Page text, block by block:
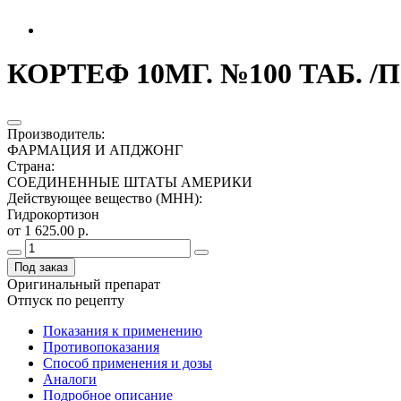
КОРТЕФ 10МГ. №100 ТАБ. /
Производитель:
ФАРМАЦИЯ И АПДЖОНГ
Страна:
СОЕДИНЕННЫЕ ШТАТЫ АМЕРИКИ
Действующее вещество (МНН):
Гидрокортизон
от 1 625.00 р.
Под заказ
Оригинальный препарат
Отпуск по рецепту
Показания к применению
Противопоказания
Способ применения и дозы
Аналоги
Подробное описание